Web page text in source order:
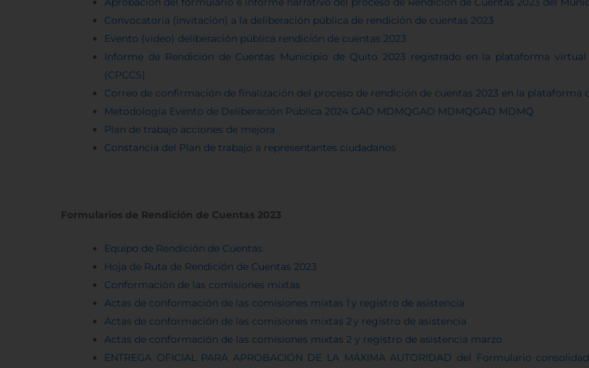
Convocatoria (invitación) a la deliberación pública de rendición de cuentas 2023
Evento (video) deliberación pública rendición de cuentas 2023
Informe de Rendición de Cuentas Municipio de Quito 2023 registrado en la plataforma
(CPCCS)
Correo de confirmación de finalización del proceso de rendición de cuentas 2023 en la plataforma
Metodología Evento de Deliberación Pública 2024 GAD MDMQGAD MDMQGAD MDMQ
Plan de trabajo acciones de mejora
Constancia del Plan de trabajo a representantes ciudadanos
Formularios de Rendición de Cuentas 2023
Equipo de Rendición de Cuentas
Hoja de Ruta de Rendición de Cuentas 2023
Conformación de las comisiones mixtas
Actas de conformación de las comisiones mixtas 1 y registro de asistencia
Actas de conformación de las comisiones mixtas 2 y registro de asistencia
Actas de conformación de las comisiones mixtas 2 y registro de asistencia marzo
ENTREGA OFICIAL PARA APROBACIÓN DE LA MÁXIMA AUTORIDAD del Formulario